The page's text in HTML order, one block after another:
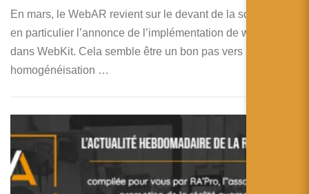
En mars, le WebAR revient sur le devant de la scène avec
en particulier l’annonce de l’implémentation de webXR
dans WebKit. Cela semble être un bon pas vers une
homogénéisation …